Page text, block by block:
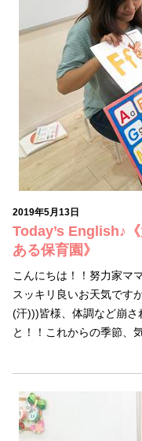
2019年5月13日
Today’s English♪
ある保育園》
こんにちは！！努力家マ
スッキリ良いお天気です
(汗)))皆様、体調など崩さ
と！！これからの季節、